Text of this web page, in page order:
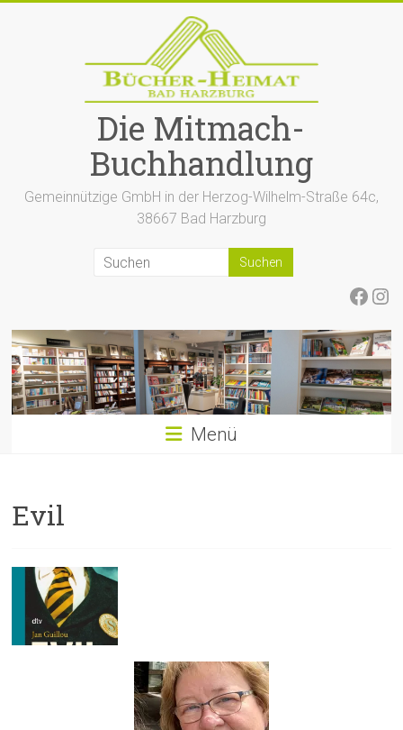
Die Mitmach-
Buchhandlung
Gemeinnützige GmbH in der Herzog-Wilhelm-Straße 64c,
38667 Bad Harzburg
Menü
Evil